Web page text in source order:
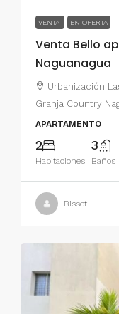
VENTA EN OFERTA
Venta Bello
Naguanagua
Urbanización
Granja Country
APARTAMENTO
2
Habitaciones
3
Baños
Bisset